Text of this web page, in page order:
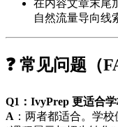
在内容文章末尾
自然流量导向线
❓ 常见问题（
Q1：IvyPrep 更适合
A ：两者都适合。学